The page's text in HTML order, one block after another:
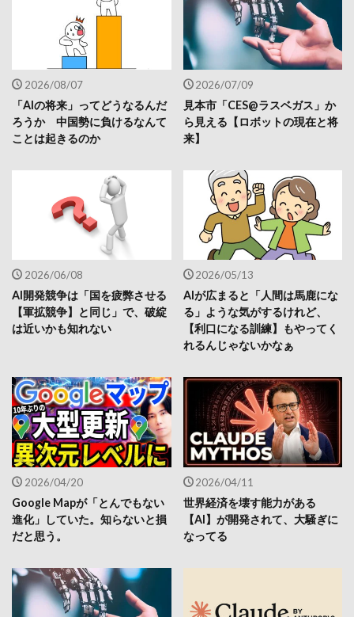
2026/08/07
「AIの将来」ってどうなるんだ
ろうか 中国勢に負けるなんて
ことは起きるのか
2026/07/09
見本市「CES@ラスベガス」か
ら見える【ロボットの現在と将
来】
2026/06/08
AI開発競争は「国を疲弊させる
【軍拡競争】と同じ」で、破綻
は近いかも知れない
2026/05/13
AIが広まると「人間は馬鹿にな
る」ような気がするけれど、
【利口になる訓練】もやってく
れるんじゃないかなぁ
2026/04/20
Google Mapが「とんでもない
進化」していた。知らないと損
だと思う。
2026/04/11
世界経済を壊す能力がある
【AI】が開発されて、大騒ぎに
なってる